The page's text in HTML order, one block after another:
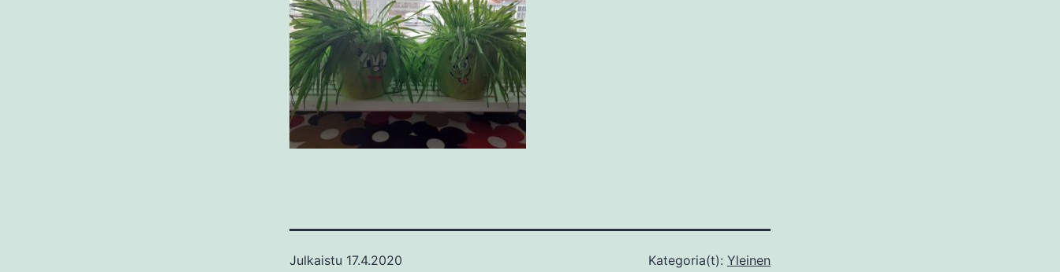
Julkaistu 17.4.2020
Kategoria(t): Yleinen